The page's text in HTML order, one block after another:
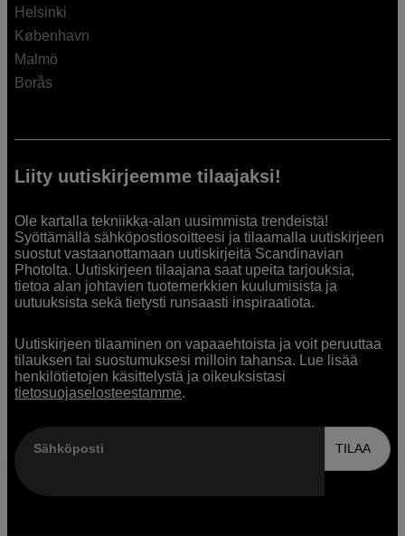
Helsinki
København
Malmö
Borås
Liity uutiskirjeemme tilaajaksi!
Ole kartalla tekniikka-alan uusimmista trendeistä!
Syöttämällä sähköpostiosoitteesi ja tilaamalla uutiskirjeen
suostut vastaanottamaan uutiskirjeitä Scandinavian
Photolta. Uutiskirjeen tilaajana saat upeita tarjouksia,
tietoa alan johtavien tuotemerkkien kuulumisista ja
uutuuksista sekä tietysti runsaasti inspiraatiota.
Uutiskirjeen tilaaminen on vapaaehtoista ja voit peruuttaa
tilauksen tai suostumuksesi milloin tahansa. Lue lisää
henkilötietojen käsittelystä ja oikeuksistasi
tietosuojaselosteestamme.
Sähköposti TILAA